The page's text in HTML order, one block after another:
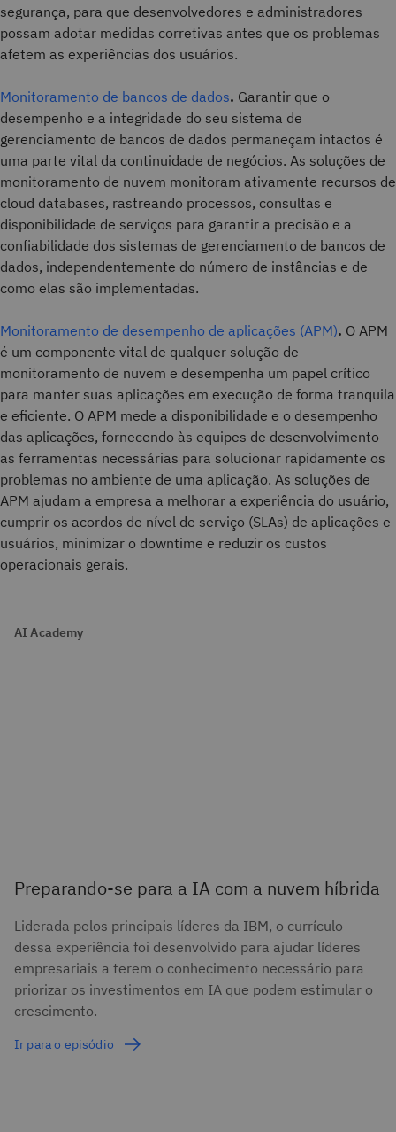
segurança, para que desenvolvedores e administradores
possam adotar medidas corretivas antes que os problemas
afetem as experiências dos usuários.
Monitoramento de bancos de dados. Garantir que o
desempenho e a integridade do seu sistema de
gerenciamento de bancos de dados permaneçam intactos é
uma parte vital da continuidade de negócios. As soluções de
monitoramento de nuvem monitoram ativamente recursos de
cloud databases, rastreando processos, consultas e
disponibilidade de serviços para garantir a precisão e a
confiabilidade dos sistemas de gerenciamento de bancos de
dados, independentemente do número de instâncias e de
como elas são implementadas.
Monitoramento de desempenho de aplicações (APM). O APM
é um componente vital de qualquer solução de
monitoramento de nuvem e desempenha um papel crítico
para manter suas aplicações em execução de forma tranquila
e eficiente. O APM mede a disponibilidade e o desempenho
das aplicações, fornecendo às equipes de desenvolvimento
as ferramentas necessárias para solucionar rapidamente os
problemas no ambiente de uma aplicação. As soluções de
APM ajudam a empresa a melhorar a experiência do usuário,
cumprir os acordos de nível de serviço (SLAs) de aplicações e
usuários, minimizar o downtime e reduzir os custos
operacionais gerais.
AI Academy
Preparando-se para a IA com a nuvem híbrida
Liderada pelos principais líderes da IBM, o currículo
dessa experiência foi desenvolvido para ajudar líderes
empresariais a terem o conhecimento necessário para
priorizar os investimentos em IA que podem estimular o
crescimento.
Ir para o episódio